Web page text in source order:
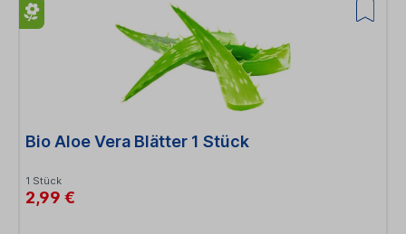
n
t
y
Bio Aloe Vera Blätter 1 Stück
1 Stück
2,99 €